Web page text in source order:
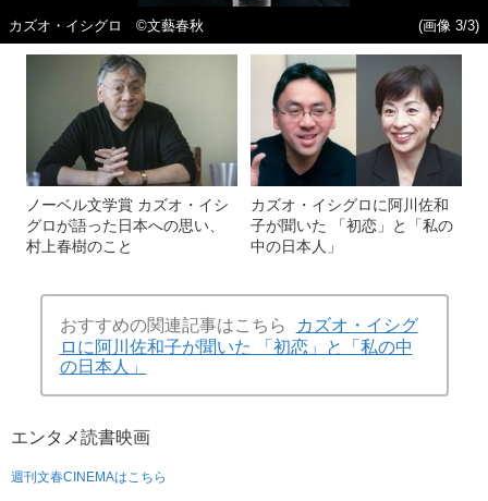
カズオ・イシグロ ©文藝春秋 (画像 3/3)
ノーベル文学賞 カズオ・イシ
グロが語った日本への思い、
村上春樹のこと
カズオ・イシグロに阿川佐和
子が聞いた 「初恋」と「私の
中の日本人」
おすすめの関連記事はこちら
カズオ・イシグ
ロに阿川佐和子が聞いた 「初恋」と「私の中
の日本人」
エンタメ読書映画
週刊文春CINEMAはこちら